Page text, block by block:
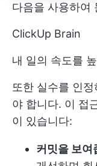
다음을 사용하여
ClickUp Brain
내 일의 속도를
또한 실수를 인
야 합니다. 이 접
이 있습니다:
커밋을 보여